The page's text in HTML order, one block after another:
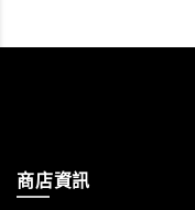
商店資訊